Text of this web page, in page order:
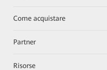
Come acquistare
Partner
Risorse